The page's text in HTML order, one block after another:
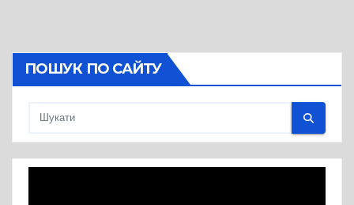
ПОШУК ПО САЙТУ